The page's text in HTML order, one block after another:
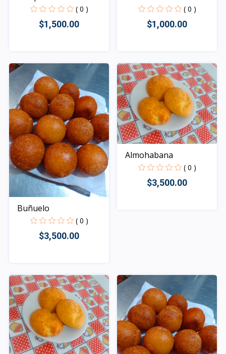
( 0 )
$1,500.00
Rápido Vista
( 0 )
$1,000.00
Rápido Vista
Buñuelo
( 0 )
$3,500.00
Rápido Vista
Almohabana
( 0 )
$3,500.00